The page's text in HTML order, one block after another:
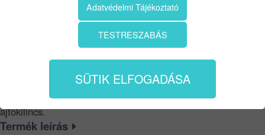
SLIM FÉNYES- ÉS MATT
KRÓM KILINCS
Slim_fenyes_matt_krom_kilincs
Slim kilincs. Bussare Comfort ajtókilincs, 5 év garanciával.
Fényes- és matt króm felület. Bussare Slim beltéri
ajtókilincs.
Termék leírás
Adatvédelmi Tájékoztató
TESTRESZABÁS
SÜTIK ELFOGADÁSA